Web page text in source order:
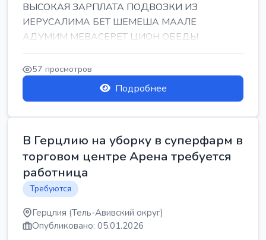
ВЫСОКАЯ ЗАРПЛАТА ПОДВОЗКИ ИЗ
ИЕРУСАЛИМА БЕТ ШЕМЕША МААЛЕ
АДУМИМ МЕВАСЕРЕТ ЦИОН ОБЕДЫ
ПОДАРКИ КОРПОРАТИВЫ ИНГА
57 просмотров
Подробнее
В Герцлию на уборку в суперфарм в
торговом центре Арена требуется
работница
Требуются
Герцлия (Тель-Авивский округ)
Опубликовано: 05.01.2026